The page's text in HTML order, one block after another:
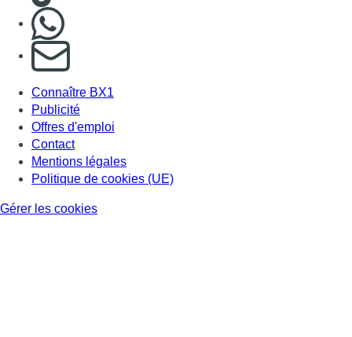
S'abonner à notre newsletter
Connaître BX1
Publicité
Offres d'emploi
Contact
Mentions légales
Politique de cookies (UE)
Gérer les cookies